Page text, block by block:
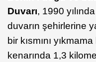
Duvarı, 1990
duvarın şehirlerine
bir kısmını
kenarında 1,3